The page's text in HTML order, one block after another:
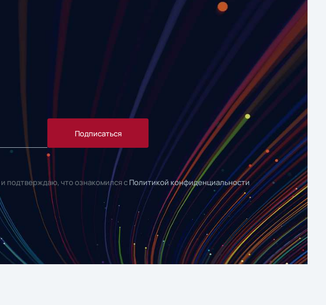
Подписаться
и подтверждаю, что ознакомился с Политикой конфиденциальности